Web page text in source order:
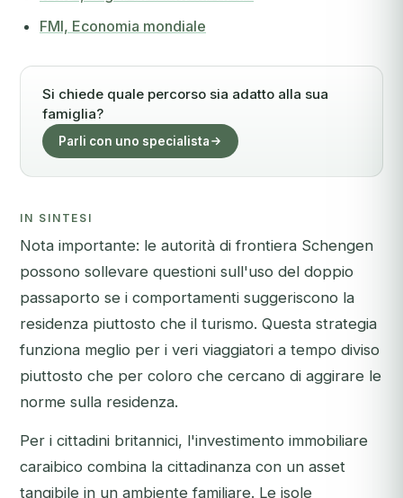
FMI, Economia mondiale
Si chiede quale percorso sia adatto alla sua
famiglia?
Parli con uno specialista
IN SINTESI
Nota importante: le autorità di frontiera Schengen
possono sollevare questioni sull'uso del doppio
passaporto se i comportamenti suggeriscono la
residenza piuttosto che il turismo. Questa strategia
funziona meglio per i veri viaggiatori a tempo diviso
piuttosto che per coloro che cercano di aggirare le
norme sulla residenza.
Per i cittadini britannici, l'investimento immobiliare
caraibico combina la cittadinanza con un asset
tangibile in un ambiente familiare. Le isole